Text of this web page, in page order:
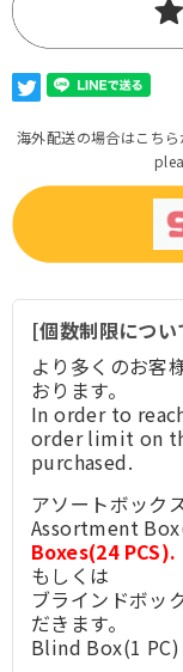
海外配送の場合はこち
[個数制限につ
より多くのお客
おります。
In order to
order limit on
purchased.
アソートボック
Assortment
Boxes(24 PCS).
もしくは
ブラインドボッ
だきます。
Blind Box(1 PC)